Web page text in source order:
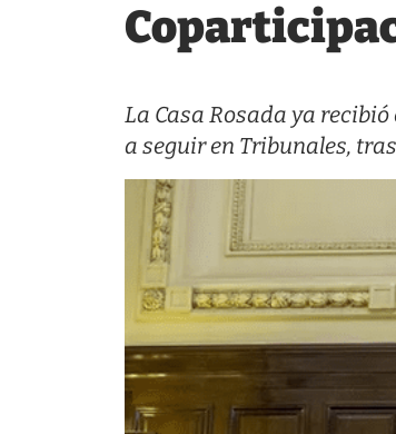
La Casa Rosada ya
a seguir en Tribunales,